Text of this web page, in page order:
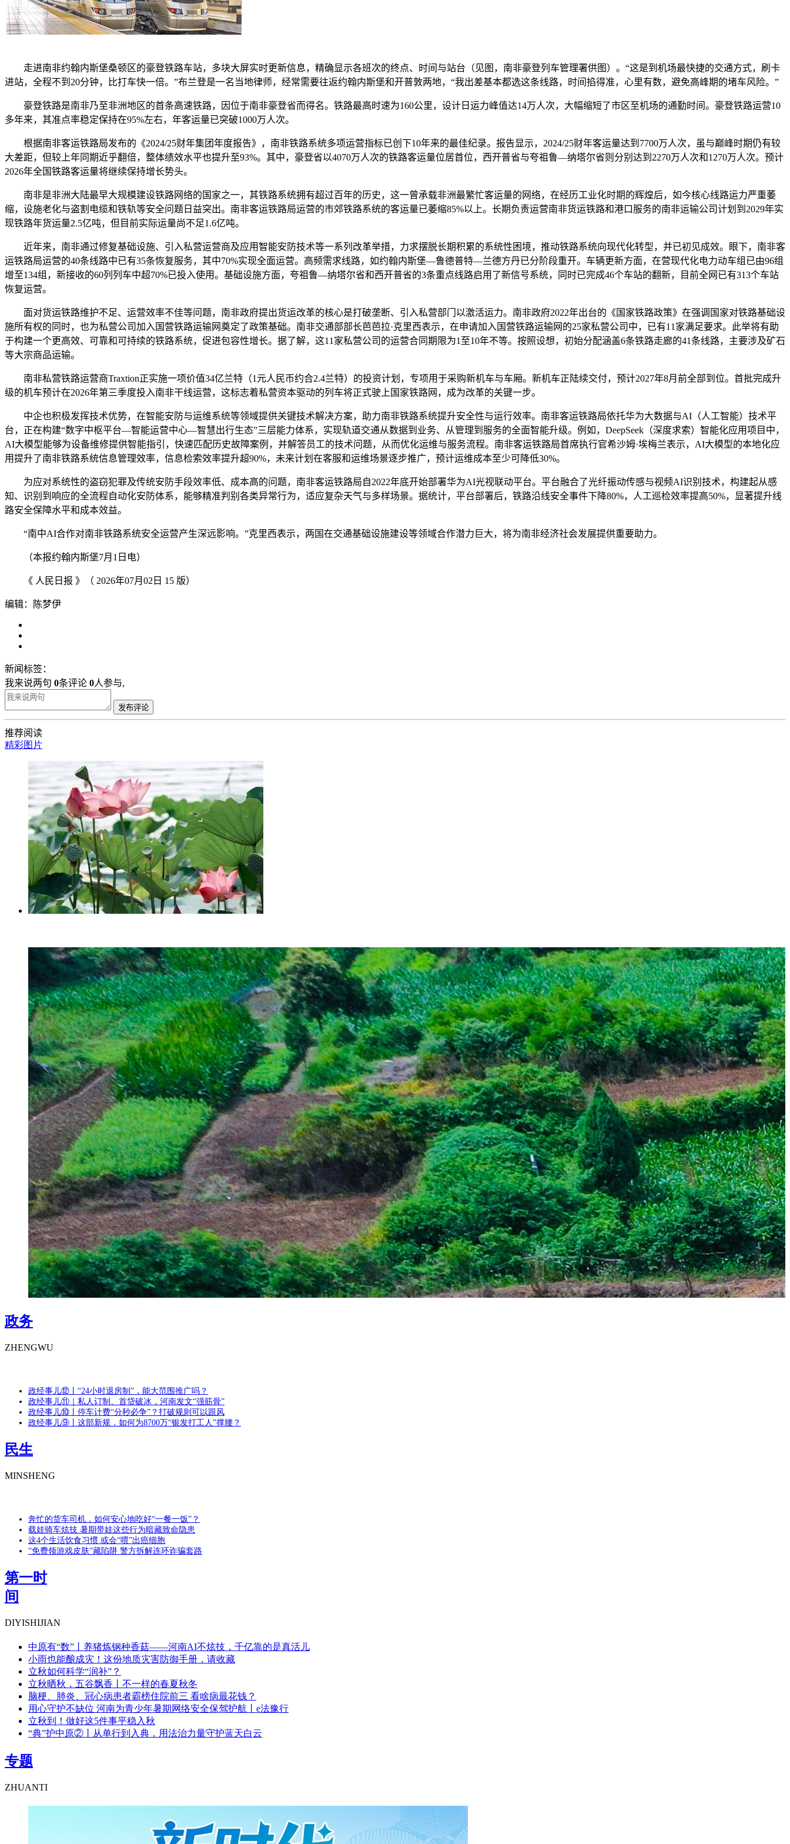
走进南非约翰内斯堡桑顿区的豪登铁路车站，多块大屏实时更新信息，精确显示各班次的终点、时间与站台（见图，南非豪登列车管理署供图）。“这是到机场最快捷的交通方式，刷卡
进站，全程不到20分钟，比打车快一倍。”布兰登是一名当地律师，经常需要往返约翰内斯堡和开普敦两地，“我出差基本都选这条线路，时间掐得准，心里有数，避免高峰期的堵车风险。”
豪登铁路是南非乃至非洲地区的首条高速铁路，因位于南非豪登省而得名。铁路最高时速为160公里，设计日运力峰值达14万人次，大幅缩短了市区至机场的通勤时间。豪登铁路运营10
多年来，其准点率稳定保持在95%左右，年客运量已突破1000万人次。
根据南非客运铁路局发布的《2024/25财年集团年度报告》，南非铁路系统多项运营指标已创下10年来的最佳纪录。报告显示，2024/25财年客运量达到7700万人次，虽与巅峰时期仍有较
大差距，但较上年同期近乎翻倍，整体绩效水平也提升至93%。其中，豪登省以4070万人次的铁路客运量位居首位，西开普省与夸祖鲁—纳塔尔省则分别达到2270万人次和1270万人次。预计
2026年全国铁路客运量将继续保持增长势头。
南非是非洲大陆最早大规模建设铁路网络的国家之一，其铁路系统拥有超过百年的历史，这一曾承载非洲最繁忙客运量的网络，在经历工业化时期的辉煌后，如今核心线路运力严重萎
缩，设施老化与盗割电缆和铁轨等安全问题日益突出。南非客运铁路局运营的市郊铁路系统的客运量已萎缩85%以上。长期负责运营南非货运铁路和港口服务的南非运输公司计划到2029年实
现铁路年货运量2.5亿吨，但目前实际运量尚不足1.6亿吨。
近年来，南非通过修复基础设施、引入私营运营商及应用智能安防技术等一系列改革举措，力求摆脱长期积累的系统性困境，推动铁路系统向现代化转型，并已初见成效。眼下，南非客
运铁路局运营的40条线路中已有35条恢复服务，其中70%实现全面运营。高频需求线路，如约翰内斯堡—鲁德普特—兰德方丹已分阶段重开。车辆更新方面，在营现代化电力动车组已由96组
增至134组，新接收的60列列车中超70%已投入使用。基础设施方面，夸祖鲁—纳塔尔省和西开普省的3条重点线路启用了新信号系统，同时已完成46个车站的翻新，目前全网已有313个车站
恢复运营。
面对货运铁路维护不足、运营效率不佳等问题，南非政府提出货运改革的核心是打破垄断、引入私营部门以激活运力。南非政府2022年出台的《国家铁路政策》在强调国家对铁路基础设
施所有权的同时，也为私营公司加入国营铁路运输网奠定了政策基础。南非交通部部长芭芭拉·克里西表示，在申请加入国营铁路运输网的25家私营公司中，已有11家满足要求。此举将有助
于构建一个更高效、可靠和可持续的铁路系统，促进包容性增长。据了解，这11家私营公司的运营合同期限为1至10年不等。按照设想，初始分配涵盖6条铁路走廊的41条线路，主要涉及矿石
等大宗商品运输。
南非私营铁路运营商Traxtion正实施一项价值34亿兰特（1元人民币约合2.4兰特）的投资计划，专项用于采购新机车与车厢。新机车正陆续交付，预计2027年8月前全部到位。首批完成升
级的机车预计在2026年第三季度投入南非干线运营，这标志着私营资本驱动的列车将正式驶上国家铁路网，成为改革的关键一步。
中企也积极发挥技术优势，在智能安防与运维系统等领域提供关键技术解决方案，助力南非铁路系统提升安全性与运行效率。南非客运铁路局依托华为大数据与AI（人工智能）技术平
台，正在构建“数字中枢平台—智能运营中心—智慧出行生态”三层能力体系，实现轨道交通从数据到业务、从管理到服务的全面智能升级。例如，DeepSeek（深度求索）智能化应用项目中，
AI大模型能够为设备维修提供智能指引，快速匹配历史故障案例，并解答员工的技术问题，从而优化运维与服务流程。南非客运铁路局首席执行官希沙姆·埃梅兰表示，AI大模型的本地化应
用提升了南非铁路系统信息管理效率，信息检索效率提升超90%，未来计划在客服和运维场景逐步推广，预计运维成本至少可降低30%。
为应对系统性的盗窃犯罪及传统安防手段效率低、成本高的问题，南非客运铁路局自2022年底开始部署华为AI光视联动平台。平台融合了光纤振动传感与视频AI识别技术，构建起从感
知、识别到响应的全流程自动化安防体系，能够精准判别各类异常行为，适应复杂天气与多样场景。据统计，平台部署后，铁路沿线安全事件下降80%，人工巡检效率提高50%，显著提升线
路安全保障水平和成本效益。
“南中AI合作对南非铁路系统安全运营产生深远影响。”克里西表示，两国在交通基础设施建设等领域合作潜力巨大，将为南非经济社会发展提供重要助力。
（本报约翰内斯堡7月1日电）
《 人民日报 》（ 2026年07月02日 15 版）
编辑：陈梦伊
新闻标签：
我来说两句 0条评论 0人参与,
发布评论
推荐阅读